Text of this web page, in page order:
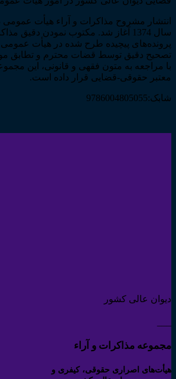
انتشار مشروح مذاکرات و آراء هیأت عمومی
سال 1374 آغاز شد. مکتوب‌ نمودن دقیق
پرونده‌های پیچیده طرح شده در هیأت
تصحیح دقیق توسط قضات محترم و تطابق
با مراجعه به متون فقهی و قانونی، این
معتبر حقوقی-قضایی قرار داده است.
شابک:9786004805055
دیوان عالی کشور
مجموعه مذاکرات و آراء
هیأت‌های اصراری حقوقی، کیفری و